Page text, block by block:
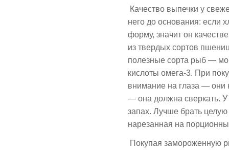
Качество выпечки у
него до основания: если
форму, значит он
из твердых сортов
полезные сорта рыб —
кислоты омега-3. При
внимание на глаза —
— она должна сверкать.
запах. Лучше брать
нарезанная на
Покупая замороженную